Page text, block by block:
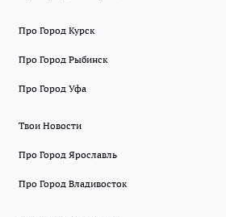
Про Город Курск
Про Город Рыбинск
Про Город Уфа
Твои Новости
Про Город Ярославль
Про Город Владивосток